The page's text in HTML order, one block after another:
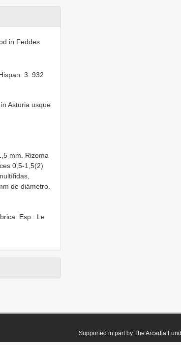
in Feddes
3: 932
Asturia usque
mm. Rizoma
0,5-1,5(2)
de diámetro.
Esp.: Le
Supported in part by The Arcadia Fund